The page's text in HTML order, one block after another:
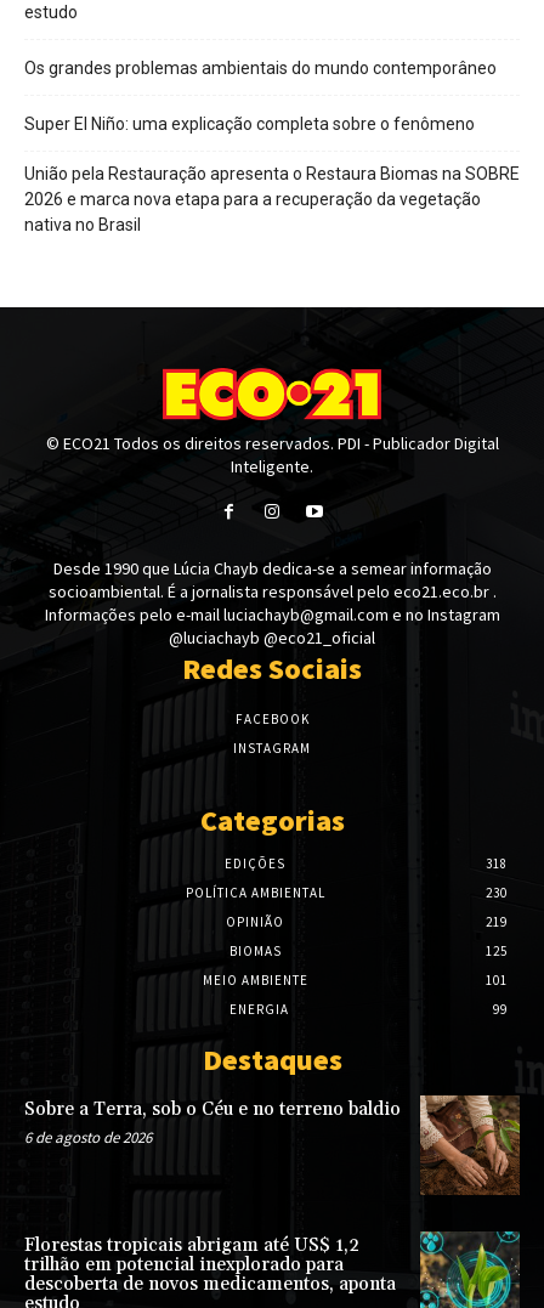
estudo
Os grandes problemas ambientais do mundo contemporâneo
Super El Niño: uma explicação completa sobre o fenômeno
União pela Restauração apresenta o Restaura Biomas na SOBRE
2026 e marca nova etapa para a recuperação da vegetação
nativa no Brasil
© ECO21 Todos os direitos reservados. PDI - Publicador Digital
Inteligente.
Desde 1990 que Lúcia Chayb dedica-se a semear informação
socioambiental. É a jornalista responsável pelo eco21.eco.br .
Informações pelo e-mail luciachayb@gmail.com e no Instagram
@luciachayb @eco21_oficial
Redes Sociais
FACEBOOK
INSTAGRAM
Categorias
EDIÇÕES
318
POLÍTICA AMBIENTAL
230
OPINIÃO
219
BIOMAS
125
MEIO AMBIENTE
101
ENERGIA
99
Destaques
Sobre a Terra, sob o Céu e no terreno baldio
6 de agosto de 2026
Florestas tropicais abrigam até US$ 1,2
trilhão em potencial inexplorado para
descoberta de novos medicamentos, aponta
estudo